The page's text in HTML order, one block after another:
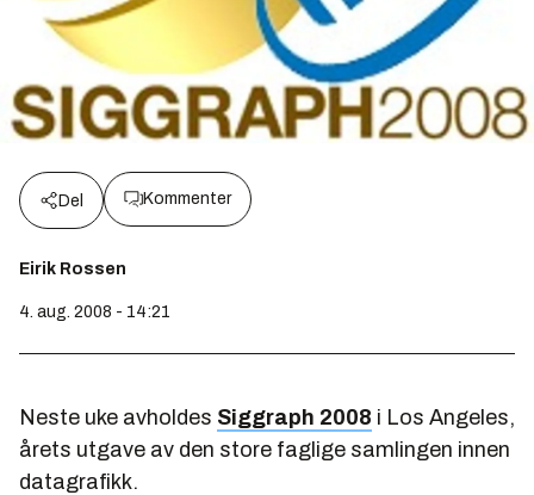
Del Kommenter
Eirik Rossen
4. aug. 2008 - 14:21
Neste uke avholdes Siggraph 2008 i Los Angeles,
årets utgave av den store faglige samlingen innen
datagrafikk.